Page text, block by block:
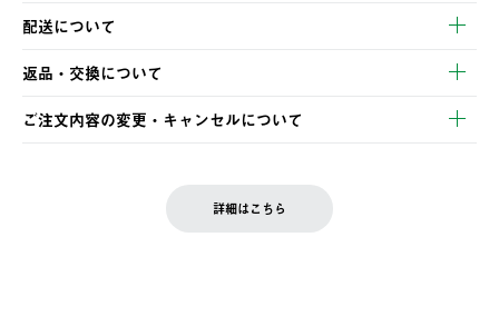
以下のいずれかの方法でお支払いいただけます。
・クレジットカード決済
・コンビニ決済
・Pay-easy決済
配送について
【発送スケジュール】
ご注文・ご入金完了より2営業日以内に商品を発送いたします。
土日祝の発送はございませんので、木曜日以降のご注文は週明け
の発送となる場合がございます。
返品・交換について
※お客様都合の場合
お客様都合の返品にかかる送料は、お客様ご負担とさせていただ
ご注文内容の変更・キャンセルについて
LOGOS FAMILY会員の方は、会員マイページ内 購入履歴画面に
詳細はこちら